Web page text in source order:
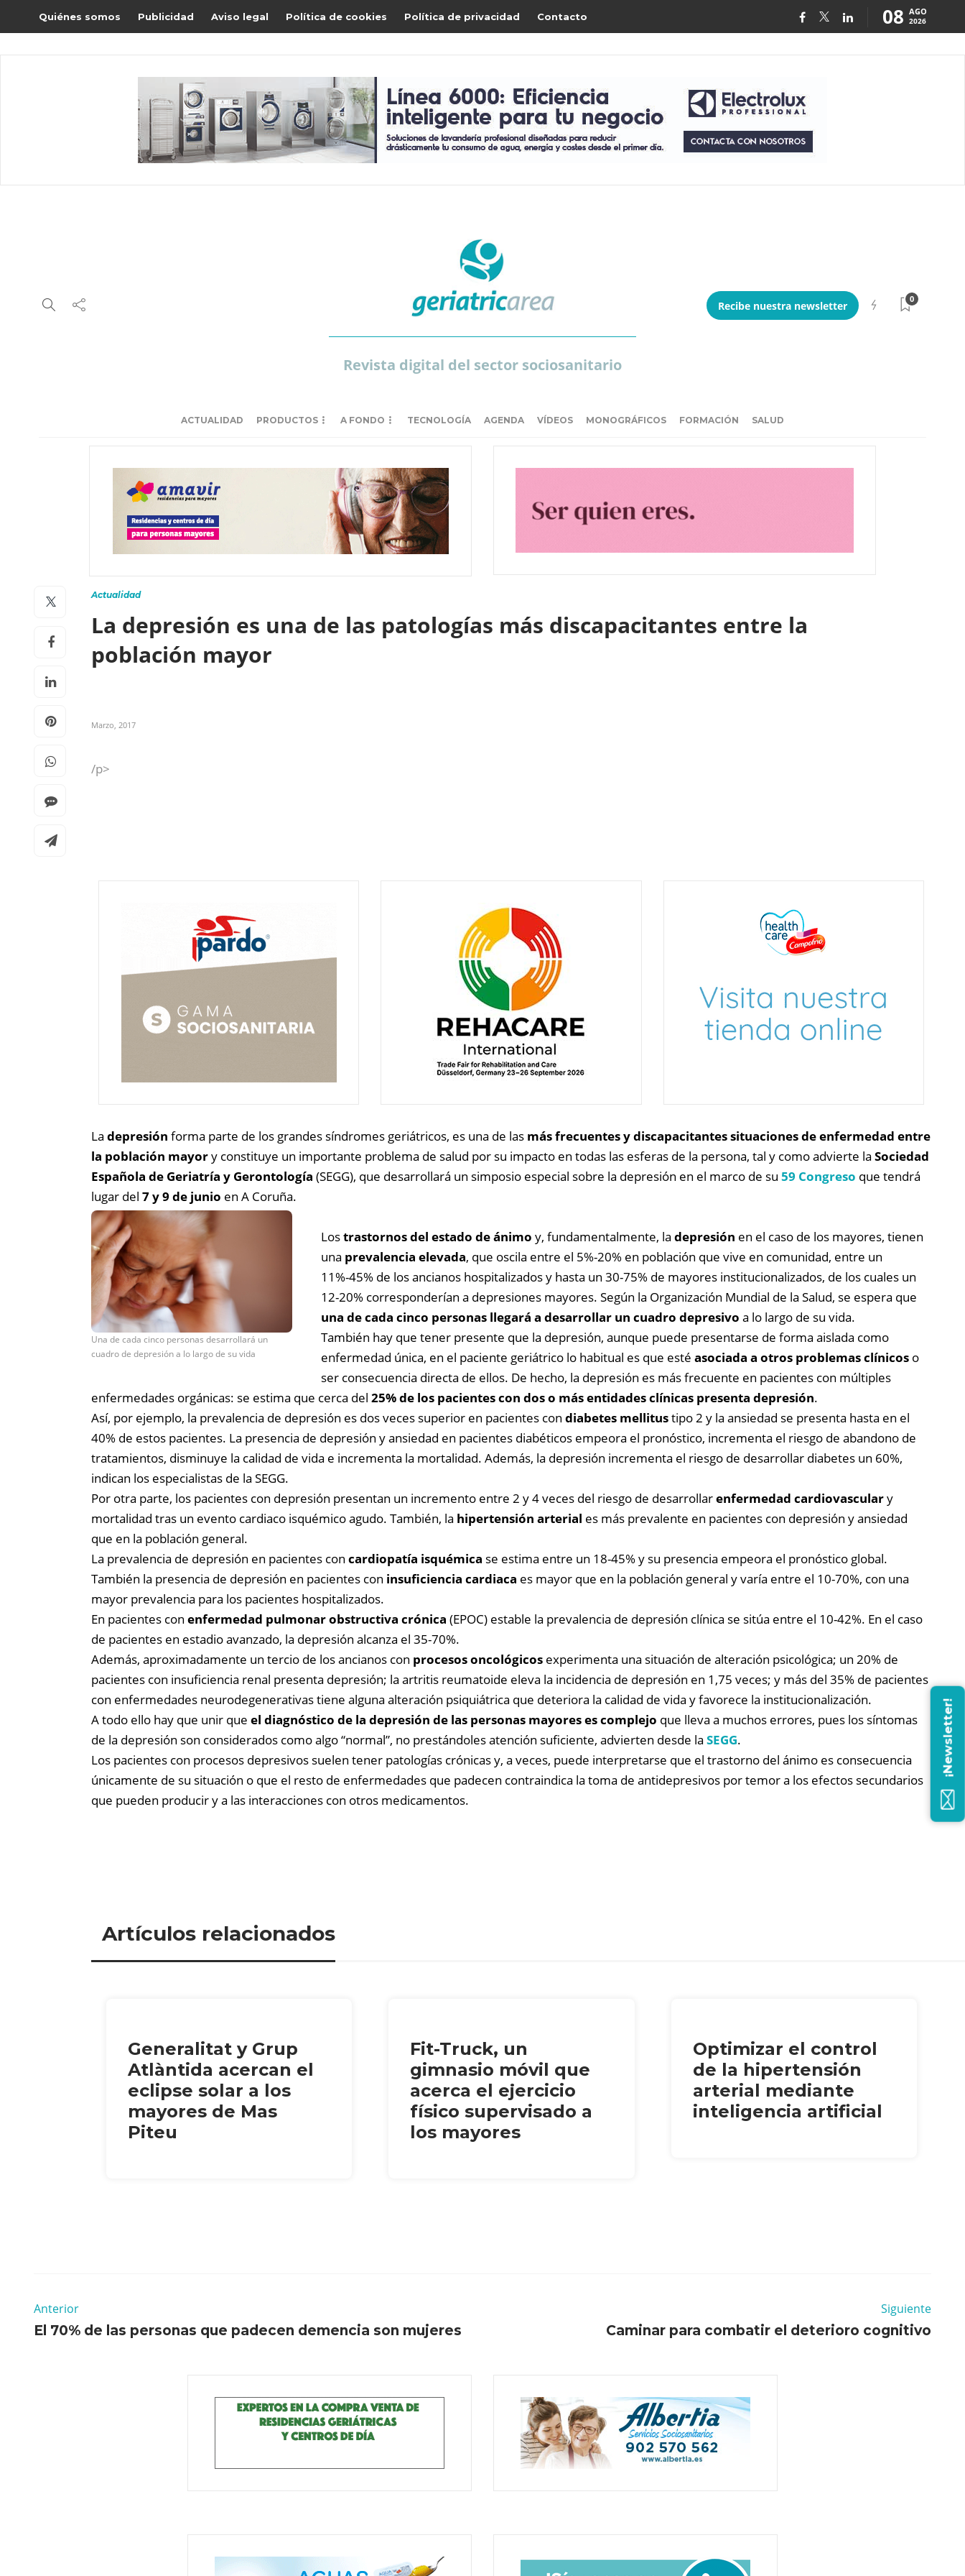
Quiénes somos Publicidad Aviso legal Política de cookies Política de privacidad Contacto 08 AGO
2026
Revista digital del sector sociosanitario
Recibe nuestra newsletter
0
ACTUALIDAD PRODUCTOS A FONDO TECNOLOGÍA AGENDA VÍDEOS MONOGRÁFICOS FORMACIÓN SALUD
Actualidad
La depresión es una de las patologías más discapacitantes entre la
población mayor
Marzo, 2017
/p>
La depresión forma parte de los grandes síndromes geriátricos, es una de las más frecuentes y discapacitantes situaciones de enfermedad entre
la población mayory constituye un importante problema de salud por su impacto en todas las esferas de la persona, tal y como advierte la Sociedad
Española de Geriatría y Gerontología (SEGG), que desarrollará un simposio especial sobre la depresión en el marco de su 59 Congreso que tendrá
lugar del 7 y 9 de junio en A Coruña.
Una de cada cinco personas desarrollará un
cuadro de depresión a lo largo de su vida
Lostrastornos del estado de ánimo y, fundamentalmente, la depresión en el caso de los mayores, tienen
una prevalencia elevada, que oscila entre el 5%-20% en población que vive en comunidad, entre un
11%-45% de los ancianos hospitalizados y hasta un 30-75% de mayores institucionalizados, de los cuales un
12-20% corresponderían a depresiones mayores. Según la Organización Mundial de la Salud, se espera que
una de cada cinco personas llegará a desarrollar un cuadro depresivo a lo largo de su vida.
También hay que tener presente que la depresión, aunque puede presentarse de forma aislada como
enfermedad única, en el paciente geriátrico lo habitual es que esté asociada a otros problemas clínicos o
ser consecuencia directa de ellos. De hecho, la depresión es más frecuente en pacientes con múltiples
enfermedades orgánicas: se estima que cerca del 25% de los pacientes con dos o más entidades clínicas presenta depresión.
Así, por ejemplo, la prevalencia de depresión es dos veces superior en pacientes con diabetes mellitustipo 2 y la ansiedad se presenta hasta en el
40% de estos pacientes. La presencia de depresión y ansiedad en pacientes diabéticos empeora el pronóstico, incrementa el riesgo de abandono de
tratamientos, disminuye la calidad de vida e incrementa la mortalidad. Además, la depresión incrementa el riesgo de desarrollar diabetes un 60%,
indican los especialistas de la SEGG.
Por otra parte, los pacientes con depresión presentan un incremento entre 2 y 4 veces del riesgo de desarrollarenfermedad cardiovasculary
mortalidad tras un evento cardiaco isquémico agudo. También, la hipertensión arterial es más prevalente en pacientes con depresión y ansiedad
que en la población general.
La prevalencia de depresión en pacientes con cardiopatía isquémica se estima entre un 18-45% y su presencia empeora el pronóstico global.
También la presencia de depresión en pacientes con insuficiencia cardiaca es mayor que en la población general y varía entre el 10-70%, con una
mayor prevalencia para los pacientes hospitalizados.
En pacientes con enfermedad pulmonar obstructiva crónica (EPOC) estable la prevalencia de depresión clínica se sitúa entre el 10-42%. En el caso
de pacientes en estadio avanzado, la depresión alcanza el 35-70%.
Además, aproximadamente un tercio de los ancianos con procesos oncológicos experimenta una situación de alteración psicológica; un 20% de
pacientes con insuficiencia renal presenta depresión; la artritis reumatoide eleva la incidencia de depresión en 1,75 veces; y más del 35% de pacientes
con enfermedades neurodegenerativas tiene alguna alteración psiquiátrica que deteriora la calidad de vida y favorece la institucionalización.
A todo ello hay que unir que el diagnóstico de la depresión de las personas mayores es complejo que lleva a muchos errores, pues los síntomas
de la depresión son considerados como algo “normal”, no prestándoles atención suficiente, advierten desde la SEGG.
Los pacientes con procesos depresivos suelen tener patologías crónicas y, a veces, puede interpretarse que el trastorno del ánimo es consecuencia
únicamente de su situación o que el resto de enfermedades que padecen contraindica la toma de antidepresivos por temor a los efectos secundarios
que pueden producir y a las interacciones con otros medicamentos.
Artículos relacionados
Generalitat y Grup
Atlàntida acercan el
eclipse solar a los
mayores de Mas
Piteu
Fit-Truck, un
gimnasio móvil que
acerca el ejercicio
físico supervisado a
los mayores
Optimizar el control
de la hipertensión
arterial mediante
inteligencia artificial
Anterior
El 70% de las personas que padecen demencia son mujeres
Siguiente
Caminar para combatir el deterioro cognitivo
¡Newsletter!